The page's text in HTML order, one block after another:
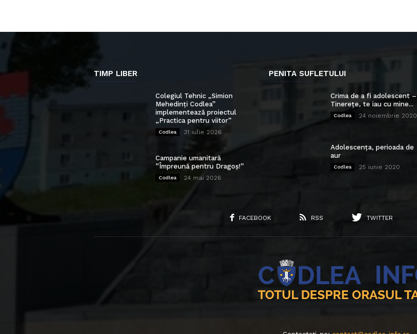
TIMP LIBER
Colegiul Tehnic „Simion
Mehedinți Codlea”
implementează proiectul
„Practica pentru viitor”
Codlea 31 iulie 2026
Campanie umanitară
”Împreună pentru Dragoș!”
Codlea 24 mai 2026
PENITA SUFLETULUI
Crima de a fi adolescent –
Tinerețe, te iau cu mine...
Codlea 24 noiembrie 2020
Adolescența, perioada de
aur
Codlea 25 iunie 2020
FACEBOOK RSS TWITTER